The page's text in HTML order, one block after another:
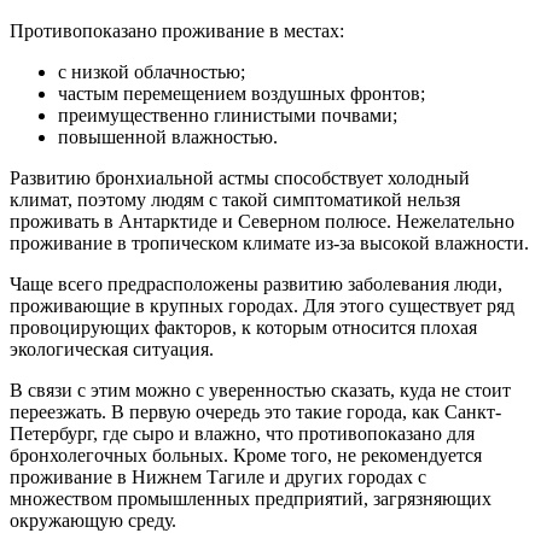
Противопоказано проживание в местах:
с низкой облачностью;
частым перемещением воздушных фронтов;
преимущественно глинистыми почвами;
повышенной влажностью.
Развитию бронхиальной астмы способствует холодный
климат, поэтому людям с такой симптоматикой нельзя
проживать в Антарктиде и Северном полюсе. Нежелательно
проживание в тропическом климате из-за высокой влажности.
Чаще всего предрасположены развитию заболевания люди,
проживающие в крупных городах. Для этого существует ряд
провоцирующих факторов, к которым относится плохая
экологическая ситуация.
В связи с этим можно с уверенностью сказать, куда не стоит
переезжать. В первую очередь это такие города, как Санкт-
Петербург, где сыро и влажно, что противопоказано для
бронхолегочных больных. Кроме того, не рекомендуется
проживание в Нижнем Тагиле и других городах с
множеством промышленных предприятий, загрязняющих
окружающую среду.